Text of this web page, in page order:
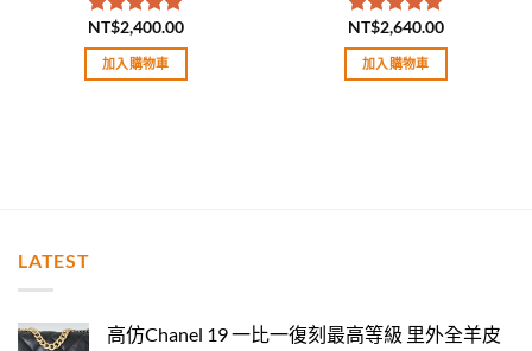
評分5.00
滿分 5
NT$2,400.00
加入購物車
評分5.00
滿分 5
NT$2,640.00
加入購物車
LATEST
高仿Chanel 19 一比一復刻最高等級 里外全羊皮